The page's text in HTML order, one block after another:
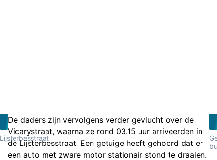
Lijsterbesstraat
De daders zijn vervolgens verder gevlucht over de
Vicarystraat, waarna ze rond 03.15 uur arriveerden in
de Lijsterbesstraat. Een getuige heeft gehoord dat er
een auto met zware motor stationair stond te draaien.